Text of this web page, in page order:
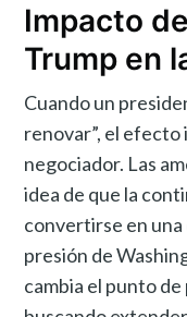
Impacto
Trump en
Cuando un
renovar”, el efecto
negociador. Las
idea de que la
convertirse en una
presión de
cambia el punto